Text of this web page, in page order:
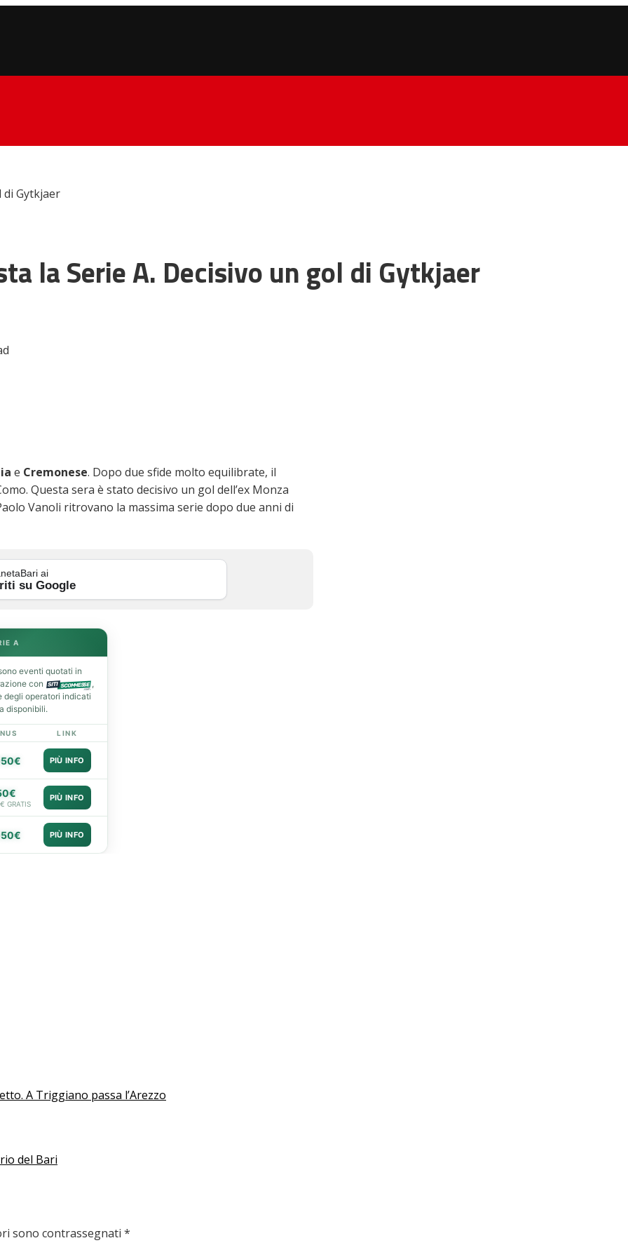
di Gytkjaer
la Serie A. Decisivo un gol di Gytkjaer
e Cremonese. Dopo due sfide molto equilibrate, il
Questa sera è stato decisivo un gol dell’ex Monza
Vanoli ritrovano la massima serie dopo due anni di
ai
su Google
A
eventi quotati in
con
,
degli operatori indicati
disponibili.
LINK
PIÙ INFO
GRATIS
PIÙ INFO
PIÙ INFO
A Triggiano passa l’Arezzo
del Bari
sono contrassegnati *